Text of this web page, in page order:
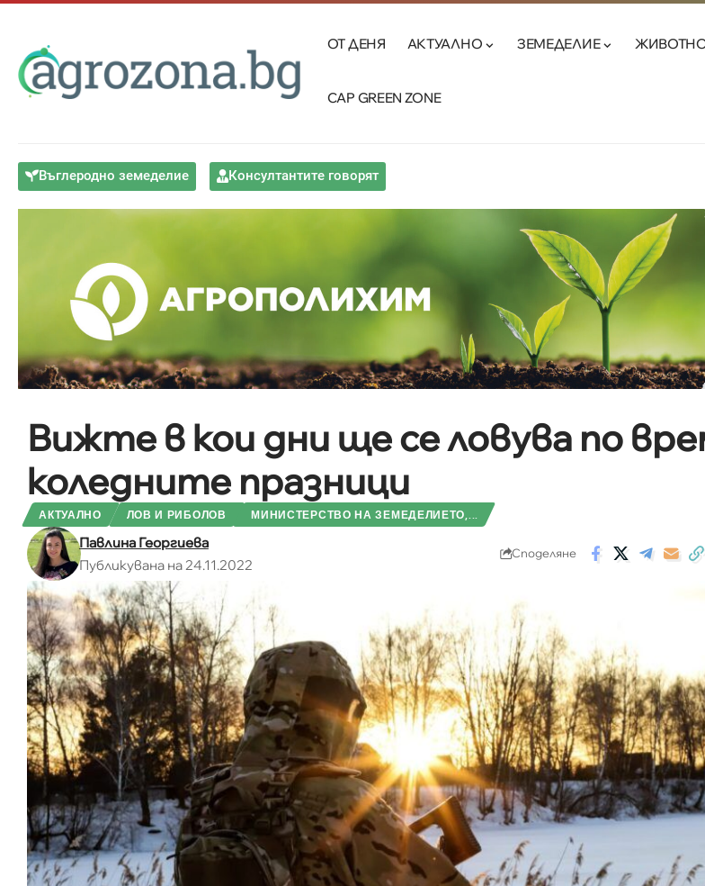
ОТ ДЕНЯ АКТУАЛНО ЗЕМЕДЕЛИЕ
CAP GREEN ZONE
Въглеродно земеделие Консултантите говорят
Вижте в кои дни ще се ловува по
коледните празници
АКТУАЛНО ЛОВ И РИБОЛОВ МИНИСТЕРСТВО НА ЗЕМЕДЕЛИЕТО,...
Павлина Георгиева
Публикувана на 24.11.2022
Споделяне